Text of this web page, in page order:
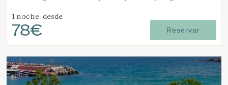
1 noche desde
78€ Reservar